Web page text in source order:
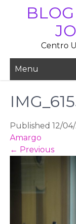
Centro
Menu
Published 12/
Amargo
← Previous